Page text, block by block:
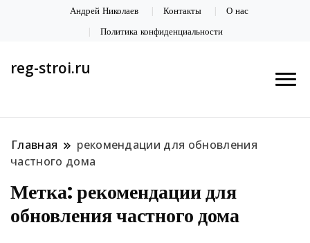
Андрей Николаев Контакты
О нас
Политика конфиденциальности
reg-stroi.ru
Главная
рекомендации для обновления
частного дома
Метка:рекомендации для
обновления частного дома